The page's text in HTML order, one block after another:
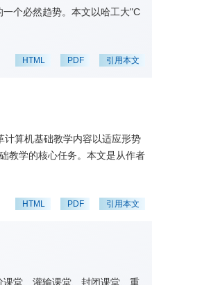
个必然趋势。本文以哈工大"C
HTML PDF 引用本文
计算机基础教学内容以适应形势
教学的核心任务。本文是从作者
HTML PDF 引用本文
堂、灌输课堂、封闭课堂、重